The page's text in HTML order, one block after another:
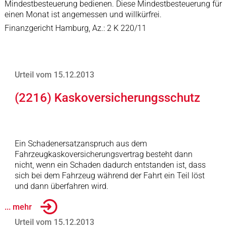
Mindestbesteuerung bedienen. Diese Mindestbesteuerung für
einen Monat ist angemessen und willkürfrei.
Finanzgericht Hamburg, Az.: 2 K 220/11
Urteil vom 15.12.2013
(2216) Kaskoversicherungsschutz
Ein Schadenersatzanspruch aus dem
Fahrzeugkaskoversicherungsvertrag besteht dann
nicht, wenn ein Schaden dadurch entstanden ist, dass
sich bei dem Fahrzeug während der Fahrt ein Teil löst
und dann überfahren wird.
... mehr
Urteil vom 15.12.2013